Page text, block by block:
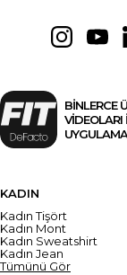
BİNLERCE
VİDEOLARI
KADIN
Kadın Tişört
Kadın Mont
Kadın Sweatshirt
Kadın Jean
Tümünü Gör